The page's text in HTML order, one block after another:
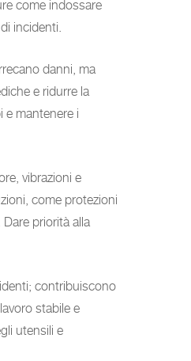
come indossare
incidenti.
danni, ma
e ridurre la
e mantenere i
vibrazioni e
come protezioni
priorità alla
contribuiscono
stabile e
utensili e